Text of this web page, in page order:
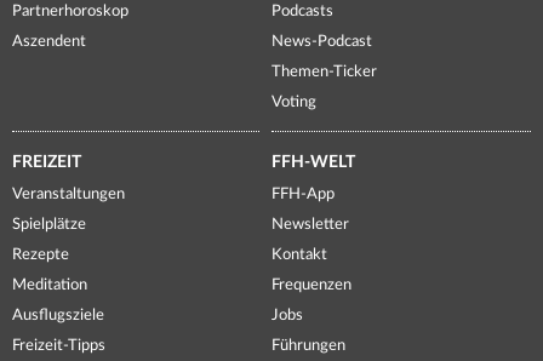
Partnerhoroskop
Aszendent
Podcasts
News-Podcast
Themen-Ticker
Voting
FREIZEIT
Veranstaltungen
Spielplätze
Rezepte
Meditation
Ausflugsziele
Freizeit-Tipps
FFH-WELT
FFH-App
Newsletter
Kontakt
Frequenzen
Jobs
Führungen